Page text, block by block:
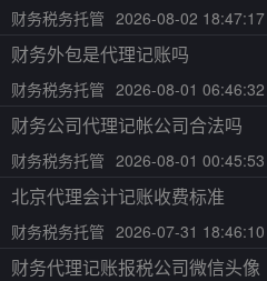
财务税务托管 2026-08-02 18:47:17
财务外包是代理记账吗
财务税务托管 2026-08-01 06:46:32
财务公司代理记帐公司合法吗
财务税务托管 2026-08-01 00:45:53
北京代理会计记账收费标准
财务税务托管 2026-07-31 18:46:10
财务代理记账报税公司微信头像